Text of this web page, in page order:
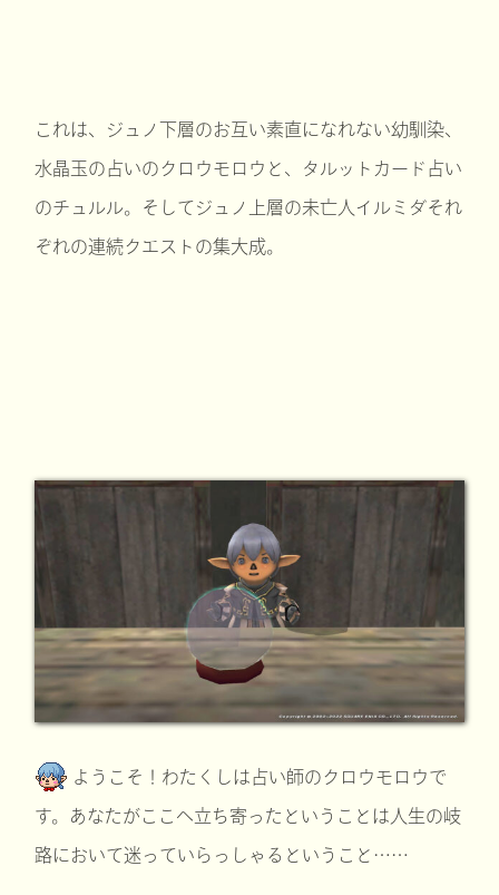
これは、ジュノ下層のお互い素直になれない幼馴染、
水晶玉の占いのクロウモロウと、タルットカード占い
のチュルル。そしてジュノ上層の未亡人イルミダそれ
ぞれの連続クエストの集大成。
ようこそ！わたくしは占い師のクロウモロウで
す。あなたがここへ立ち寄ったということは人生の岐
路において迷っていらっしゃるということ……